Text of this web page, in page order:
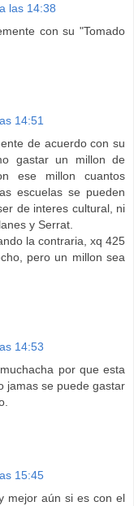
las 14:38
con su "Tomado
14:51
de acuerdo con su
gastar un millon de
ese millon cuantos
escuelas se pueden
de interes cultural, ni
y Serrat.
la contraria, xq 425
pero un millon sea
14:53
por que esta
jamas se puede gastar
15:45
mejor aún si es con el